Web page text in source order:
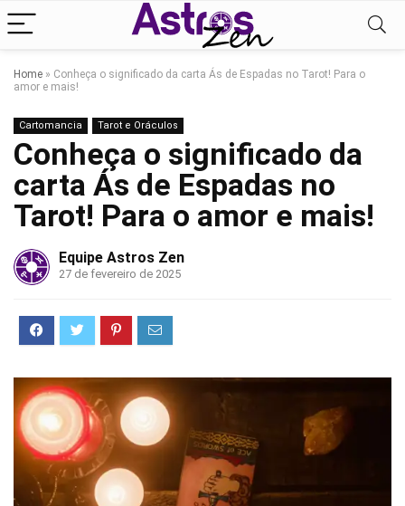
Home » Conheça o significado da carta Ás de Espadas no Tarot! Para o
amor e mais!
Cartomancia Tarot e Oráculos
Conheça o significado da
carta Ás de Espadas no
Tarot! Para o amor e mais!
Equipe Astros Zen
27 de fevereiro de 2025